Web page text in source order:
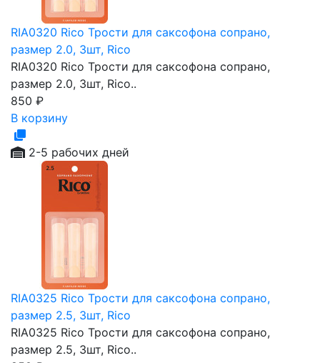
RIA0320 Rico Трости для саксофона сопрано,
размер 2.0, 3шт, Rico
RIA0320 Rico Трости для саксофона сопрано,
размер 2.0, 3шт, Rico..
850 ₽
В корзину
2-5 рабочих дней
RIA0325 Rico Трости для саксофона сопрано,
размер 2.5, 3шт, Rico
RIA0325 Rico Трости для саксофона сопрано,
размер 2.5, 3шт, Rico..